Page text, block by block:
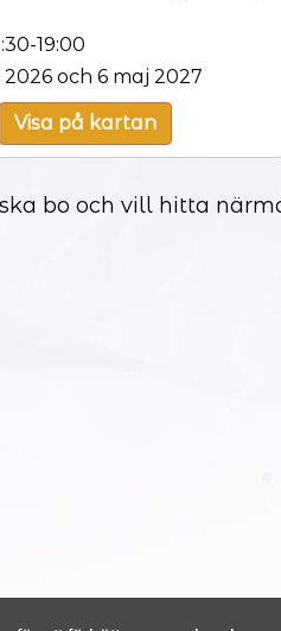
19:00
och 6 maj 2027
Visa på kartan
bo och vill hitta